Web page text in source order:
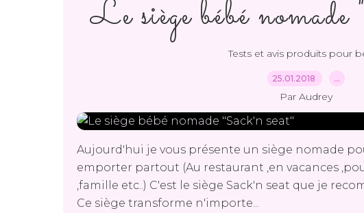
Le siège bébé
Tests et avis produits pour
25.01.2018 …
Par Audrey
Aujourd'hui je vous présente un siège nomade
emporter partout (Au restaurant ,en vacances
,famille etc..) C'est le siège Sack'n seat que je
Ce siège transforme n'importe...